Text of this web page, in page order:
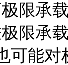
限承
限承
可能